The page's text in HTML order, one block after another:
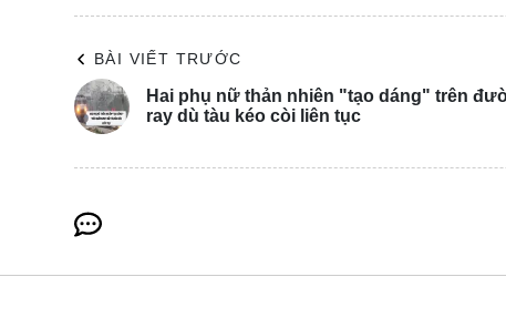
BÀI VIẾT TRƯỚC
Hai phụ nữ thản nhiên "tạo dáng" trên
ray dù tàu kéo còi liên tục